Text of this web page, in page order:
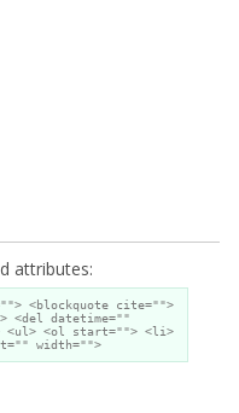
attributes:
<blockquote cite="">
<del datetime=""
<ul> <ol start=""> <li>
width="">